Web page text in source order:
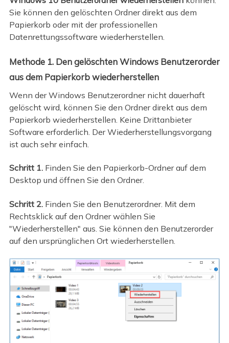
Sie können den gelöschten Ordner direkt aus dem
Papierkorb oder mit der professionellen
Datenrettungssoftware wiederherstellen.
Methode 1. Den gelöschten Windows Benutzerorder
aus dem Papierkorb wiederherstellen
Wenn der Windows Benutzerordner nicht dauerhaft
gelöscht wird, können Sie den Ordner direkt aus dem
Papierkorb wiederherstellen. Keine Drittanbieter
Software erforderlich. Der Wiederherstellungsvorgang
ist auch sehr einfach.
Schritt 1.Finden Sie den Papierkorb-Ordner auf dem
Desktop und öffnen Sie den Ordner.
Schritt 2.Finden Sie den Benutzerordner. Mit dem
Rechtsklick auf den Ordner wählen Sie
"Wiederherstellen" aus. Sie können den Benutzerorder
auf den ursprünglichen Ort wiederherstellen.